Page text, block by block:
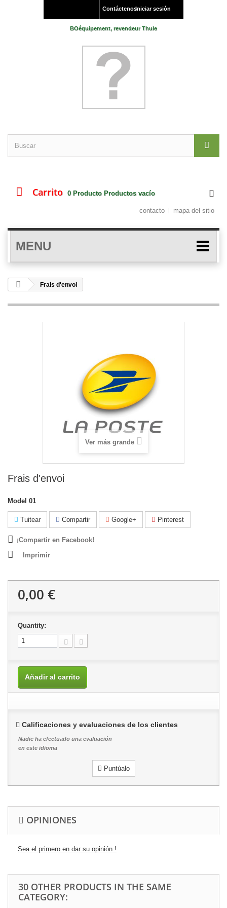
Iniciar sesión
Contáctenos
BOéquipement, revendeur Thule
Carrito 0 Producto Productos vacío
contacto mapa del sitio
MENU
Frais d'envoi
Ver más grande
Frais d'envoi
Model 01
Tuitear Compartir Google+ Pinterest
¡Compartir en Facebook!
Imprimir
0,00 €
Quantity:
Añadir al carrito
Calificaciones y evaluaciones de los clientes
Nadie ha efectuado una evaluación
en este idioma
Puntúalo
OPINIONES
Sea el primero en dar su opinión !
30 OTHER PRODUCTS IN THE SAME
CATEGORY: